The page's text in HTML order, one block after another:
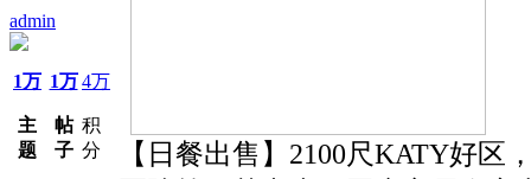
admin
1万
主
题
1万
帖
子
4万
积
分
【日餐出售】2100尺KATY好